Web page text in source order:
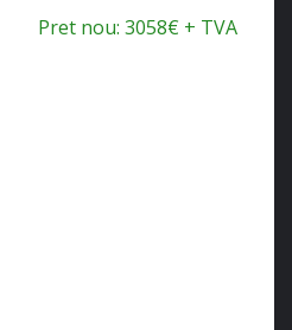
Pret nou: 3058€ + TVA